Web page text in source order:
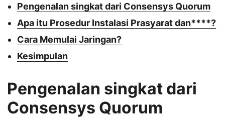
Pengenalan singkat dari Consensys Quorum
Apa itu Prosedur Instalasi Prasyarat dan****?
Cara Memulai Jaringan?
Kesimpulan
Pengenalan singkat dari
Consensys Quorum